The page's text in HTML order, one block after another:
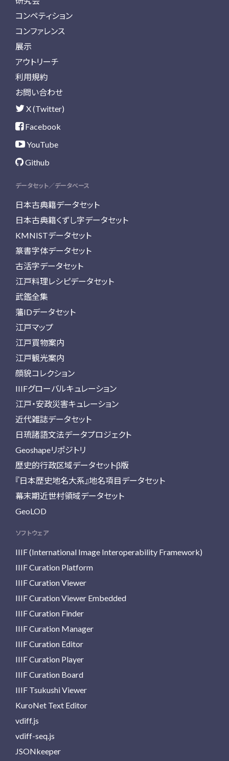
コンペティション
コンファレンス
展示
アウトリーチ
利用規約
お問い合わせ
X (Twitter)
Facebook
YouTube
Github
データセット／データベース
日本古典籍データセット
日本古典籍くずし字データセット
KMNISTデータセット
篆書字体データセット
古活字データセット
江戸料理レシピデータセット
武鑑全集
藩IDデータセット
江戸マップ
江戸買物案内
江戸観光案内
顔貌コレクション
IIIFグローバルキュレーション
江戸・安政災害キュレーション
近代雑誌データセット
日琉諸語文法データプロジェクト
Geoshapeリポジトリ
歴史的行政区域データセットβ版
『日本歴史地名大系』地名項目データセット
幕末期近世村領域データセット
GeoLOD
ソフトウェア
IIIF (International Image Interoperability Framework)
IIIF Curation Platform
IIIF Curation Viewer
IIIF Curation Viewer Embedded
IIIF Curation Finder
IIIF Curation Manager
IIIF Curation Editor
IIIF Curation Player
IIIF Curation Board
IIIF Tsukushi Viewer
KuroNet Text Editor
vdiff.js
vdiff-seq.js
JSONkeeper